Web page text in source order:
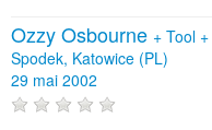
Ozzy Osbourne + Tool +
Spodek, Katowice (PL)
29 mai 2002